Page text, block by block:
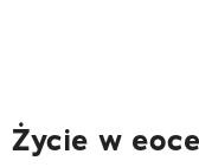
Życie w